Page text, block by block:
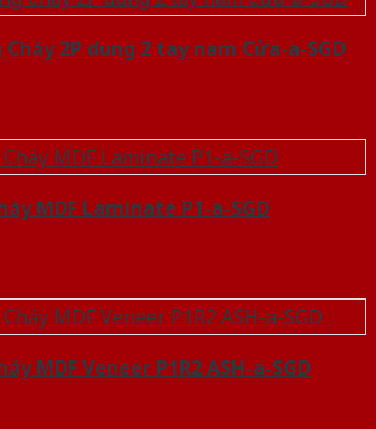
2P dung 2 tay nam Cửa-a-SGD
MDF Laminate P1-a-SGD
MDF Veneer P1R2 ASH-a-SGD